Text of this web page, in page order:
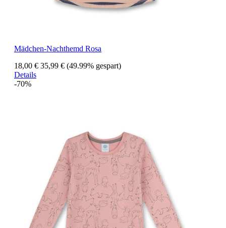
Mädchen-Nachthemd Rosa
18,00 € 35,99 € (49.99% gespart)
Details
-70%